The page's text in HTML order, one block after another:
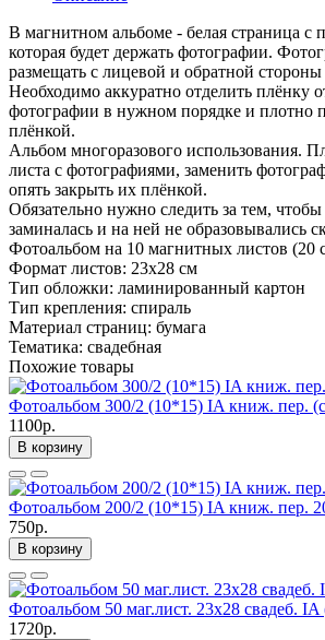
В магнитном альбоме - белая страница с
которая будет держать фотографии.
размещать с лицевой и обратной стороны
Необходимо аккуратно отделить плёнку
фотографии в нужном порядке и плотно
плёнкой.
Альбом многоразового использования.
листа с фотографиями, заменить
опять закрыть их плёнкой.
Обязательно нужно следить за тем,
заминалась и на ней не образовывались
Фотоальбом на 10 магнитных листов (20
Формат листов: 23х28 см
Тип обложки: ламинированный картон
Тип крепления: спираль
Материал страниц: бумага
Тематика: свадебная
Похожие товары
Фотоальбом 300/2 (10*15) IA книж. пер.
1100р.
В корзину
Фотоальбом 200/2 (10*15) IA книж. пер.
750р.
В корзину
Фотоальбом 50 маг.лист. 23х28 свадеб.
1720р.